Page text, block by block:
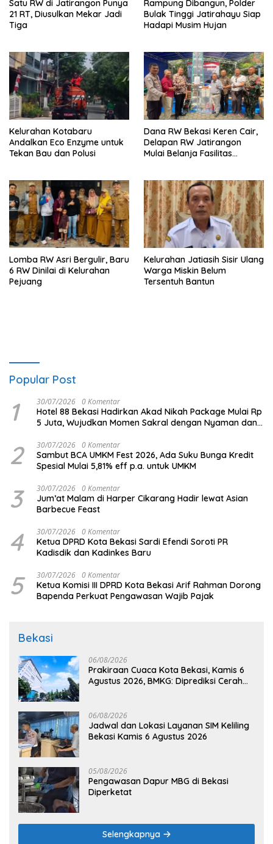
Satu RW di Jatirangon Punya
21 RT, Diusulkan Mekar Jadi
Tiga
Rampung Dibangun, Polder
Bulak Tinggi Jatirahayu Siap
Hadapi Musim Hujan
Kelurahan Kotabaru
Andalkan Eco Enzyme untuk
Tekan Bau dan Polusi
Dana RW Bekasi Keren Cair,
Delapan RW Jatirangon
Mulai Belanja Fasilitas
Lomba RW Asri Bergulir, Baru
6 RW Dinilai di Kelurahan
Pejuang
Kelurahan Jatiasih Sisir Ulang
Warga Miskin Belum
Tersentuh Bantun
Popular Post
1 30/07/2026 0 Komentar
Hotel 88 Bekasi Hadirkan Akad Nikah Package Mulai Rp
5 Juta, Wujudkan Momen Sakral dengan Nyaman dan
2 30/07/2026 0 Komentar
Sambut BCA UMKM Fest 2026, Ada Suku Bunga Kredit
Spesial Mulai 5,81% eff p.a. untuk UMKM
3 30/07/2026 0 Komentar
Jum’at Malam di Harper Cikarang Hadir lewat Asian
Barbecue Feast
4 30/07/2026 0 Komentar
Ketua DPRD Kota Bekasi Sardi Efendi Soroti PR
Kadisdik dan Kadinkes Baru
5 30/07/2026 0 Komentar
Ketua Komisi III DPRD Kota Bekasi Arif Rahman Dorong
Bapenda Perkuat Pengawasan Wajib Pajak
Bekasi
06/08/2026
Prakiraan Cuaca Kota Bekasi, Kamis 6
Agustus 2026, BMKG: Diprediksi Cerah
06/08/2026
Jadwal dan Lokasi Layanan SIM Keliling
Bekasi Kamis 6 Agustus 2026
05/08/2026
Pengawasan Dapur MBG di Bekasi
Diperketat
Selengkapnya